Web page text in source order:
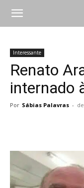
Interessante
Renato
internado
Por Sábias Palavras -